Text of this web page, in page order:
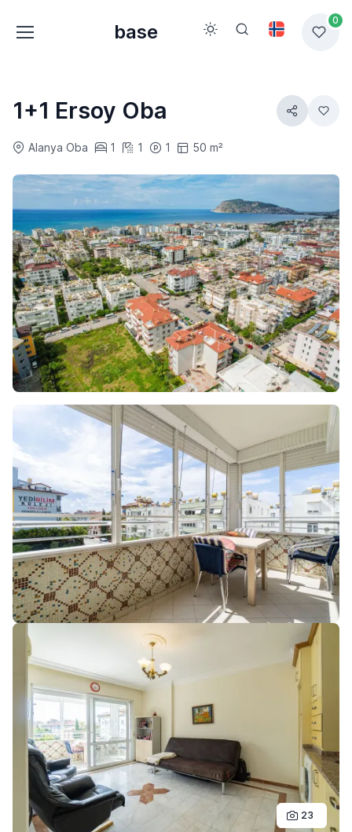
base
0
1+1 Ersoy Oba
Alanya Oba 1 1 1 50 m²
23